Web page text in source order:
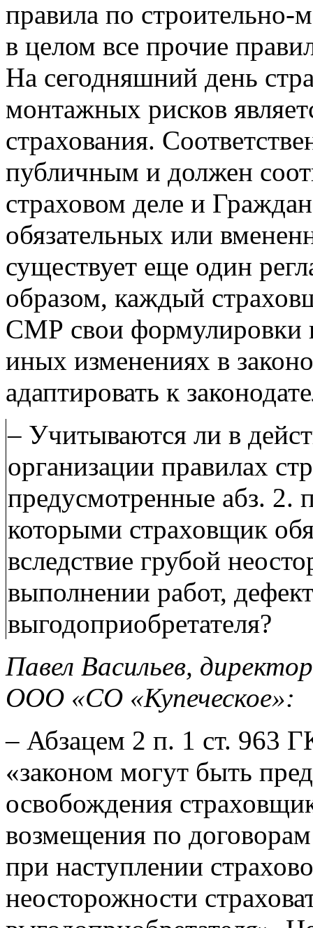
правила по
в целом все прочие
На сегодняшний день
монтажных рисков
страхования.
публичным и должен
страховом деле и
обязательных или
существует еще один
образом, каждый
СМР свои формулировки
иных изменениях в
адаптировать к
– Учитываются ли в
организации правилах
предусмотренные абз. 2.
которыми страховщик
вследствие грубой
выполнении работ,
выгодоприобретателя?
Павел Васильев,
ООО «СО «Купеческое»:
– Абзацем 2 п. 1 ст. 963
«законом могут быть
освобождения
возмещения по
при наступлении
неосторожности